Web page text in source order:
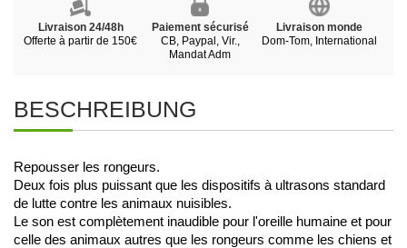
Livraison 24/48h
Offerte à partir de 150€
Paiement sécurisé
CB, Paypal, Vir.,
Mandat Adm
Livraison monde
Dom-Tom, International
BESCHREIBUNG
Repousser les rongeurs.
Deux fois plus puissant que les dispositifs à ultrasons standard
de lutte contre les animaux nuisibles.
Le son est complètement inaudible pour l'oreille humaine et pour
celle des animaux autres que les rongeurs comme les chiens et